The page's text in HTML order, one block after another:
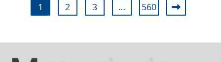
1 2 3 … 560